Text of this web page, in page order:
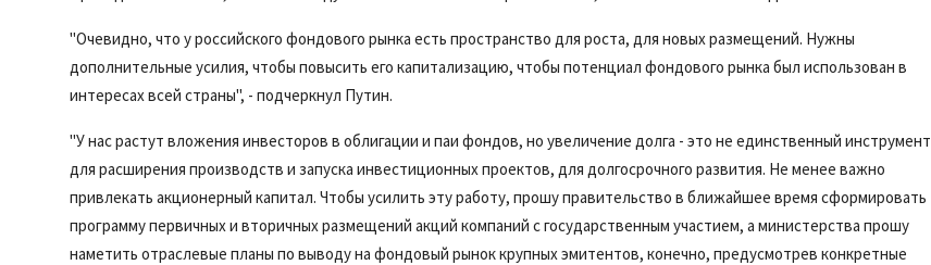
"Очевидно, что у российского фондового рынка есть пространство для роста, для новых размещений. Нужны
дополнительные усилия, чтобы повысить его капитализацию, чтобы потенциал фондового рынка был использован в
интересах всей страны", - подчеркнул Путин.
"У нас растут вложения инвесторов в облигации и паи фондов, но увеличение долга - это не единственный инструмент
для расширения производств и запуска инвестиционных проектов, для долгосрочного развития. Не менее важно
привлекать акционерный капитал. Чтобы усилить эту работу, прошу правительство в ближайшее время сформировать
программу первичных и вторичных размещений акций компаний с государственным участием, а министерства прошу
наметить отраслевые планы по выводу на фондовый рынок крупных эмитентов, конечно, предусмотрев конкретные